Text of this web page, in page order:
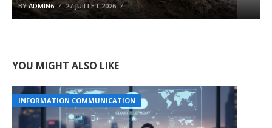
BYADMIN6 27 JUILLET 2026
YOU MIGHT ALSO LIKE
INFORMATION COMMUNICATION